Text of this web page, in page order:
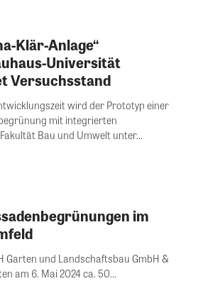
Klär-Anlage“
Universität
Versuchsstand
wird der Prototyp einer
mit integrierten
Bau und Umwelt unter...
im
Garten und Landschaftsbau GmbH &
am 6. Mai 2024 ca. 50...